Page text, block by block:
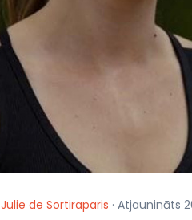
Julie de Sortiraparis · Atjaunināts